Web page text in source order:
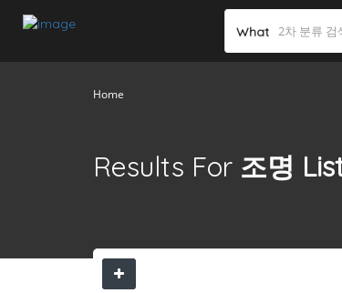
What
Home
Results For 조명